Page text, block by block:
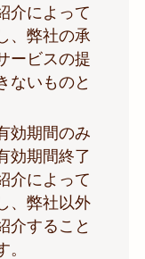
介によって
、弊社の承
ービスの提
ないものと
効期間のみ
効期間終了
介によって
、弊社以外
介すること